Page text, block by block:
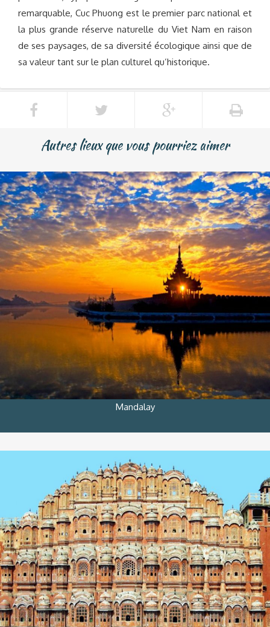
remarquable, Cuc Phuong est le premier parc national et
la plus grande réserve naturelle du Viet Nam en raison
de ses paysages, de sa diversité écologique ainsi que de
sa valeur tant sur le plan culturel qu’historique.
Autres lieux que vous pourriez aimer
Mandalay